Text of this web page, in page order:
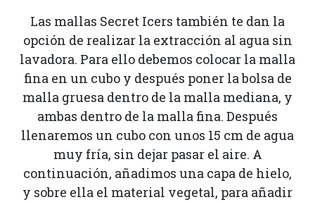
Las mallas Secret Icers también te dan la
opción de realizar la extracción al agua sin
lavadora. Para ello debemos colocar la malla
fina en un cubo y después poner la bolsa de
malla gruesa dentro de la malla mediana, y
ambas dentro de la malla fina. Después
llenaremos un cubo con unos 15 cm de agua
muy fría, sin dejar pasar el aire. A
continuación, añadimos una capa de hielo,
y sobre ella el material vegetal, para añadir